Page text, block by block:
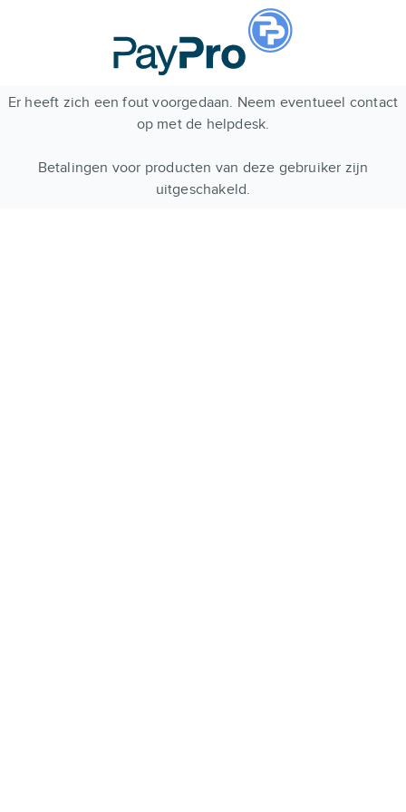
Er heeft zich een fout voorgedaan. Neem eventueel contact
op met de helpdesk.
Betalingen voor producten van deze gebruiker zijn
uitgeschakeld.